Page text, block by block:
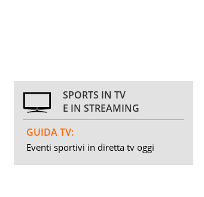
SPORTS IN TV
E IN STREAMING
GUIDA TV:
Eventi sportivi in diretta tv oggi